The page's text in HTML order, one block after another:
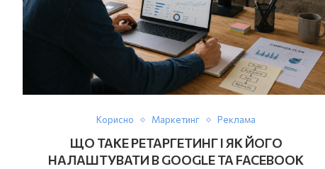
Корисно Маркетинг Реклама
ЩО ТАКЕ РЕТАРГЕТИНГ І ЯК ЙОГО
НАЛАШТУВАТИ В GOOGLE ТА FACEBOOK